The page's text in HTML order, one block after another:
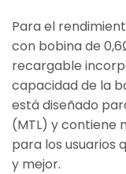
Para el
con bobina de
recargable
capacidad de la
está diseñado
(MTL) y contiene
para los usuarios
y mejor.